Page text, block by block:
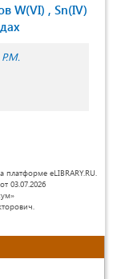
W(VI) , Sn(IV)
eLIBRARY.RU.
03.07.2026